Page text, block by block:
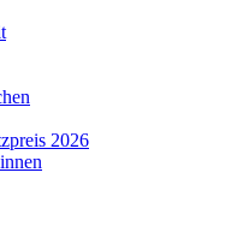
2026